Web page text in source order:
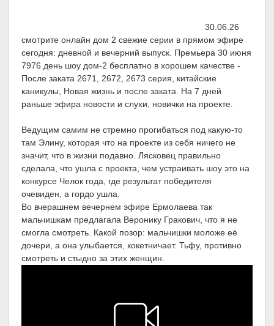
30.06.26
смотрите онлайн дом 2 свежие серии в прямом эфире
сегодня: дневной и вечерний выпуск. Премьера 30 июня
7976 день шоу дом-2 бесплатно в хорошем качестве -
После заката 2671, 2672, 2673 серия, китайские
каникулы, Новая жизнь и после заката. На 7 дней
раньше эфира новости и слухи, новички на проекте.
Ведущим самим не стремно прогибаться под какую-то
там Элину, которая что на проекте из себя ничего не
значит, что в жизни подавно. Лясковец правильно
сделала, что ушла с проекта, чем устраивать шоу это на
конкурсе Челок года, где результат победителя
очевиден, а гордо ушла.
Во вчерашнем вечернем эфире Ермолаева так
мальчишкам предлагала Веронику Гракович, что я не
смогла смотреть. Какой позор: мальчишки моложе её
дочери, а она улыбается, кокетничает. Тьфу, противно
смотреть и стыдно за этих женщин.